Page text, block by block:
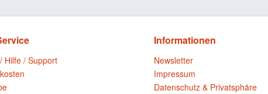
Hilfe / Support
Informationen
Newsletter
Impressum
Datenschutz & Privatsphäre